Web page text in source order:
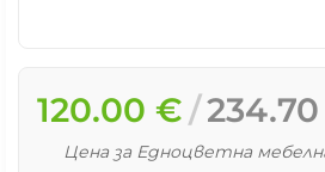
120.00 €
Цена за Едноцветна